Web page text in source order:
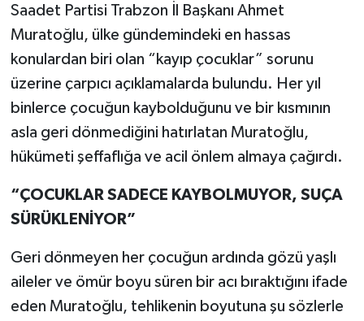
Saadet Partisi Trabzon İl Başkanı Ahmet
Muratoğlu, ülke gündemindeki en hassas
konulardan biri olan “kayıp çocuklar” sorunu
üzerine çarpıcı açıklamalarda bulundu. Her yıl
binlerce çocuğun kaybolduğunu ve bir kısmının
asla geri dönmediğini hatırlatan Muratoğlu,
hükümeti şeffaflığa ve acil önlem almaya çağırdı.
“ÇOCUKLAR SADECE KAYBOLMUYOR, SUÇA
SÜRÜKLENİYOR”
Geri dönmeyen her çocuğun ardında gözü yaşlı
aileler ve ömür boyu süren bir acı bıraktığını ifade
eden Muratoğlu, tehlikenin boyutuna şu sözlerle